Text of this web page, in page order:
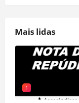
Mais lidas
1